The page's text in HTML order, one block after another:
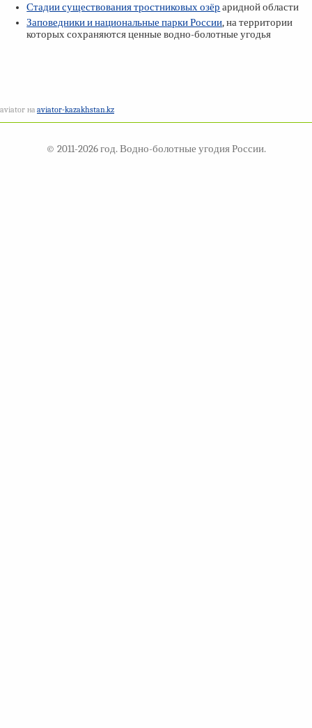
Стадии существования тростниковых озёр аридной области
Заповедники и национальные парки России, на территории
которых сохраняются ценные водно-болотные угодья
aviator на aviator-kazakhstan.kz
© 2011-2026 год. Водно-болотные угодия России.